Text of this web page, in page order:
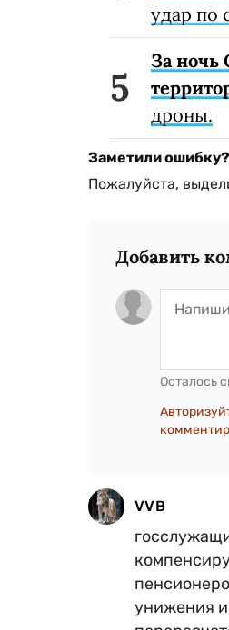
удар по
За ночь
дроны.
Заметили ошибку?
Пожалуйста,
Добавить
Осталось
VVB
унижения и